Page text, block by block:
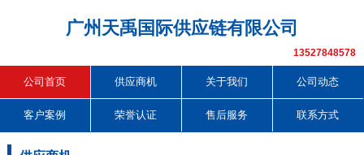
广州天禹国际供应链有限公司
13527848578
公司首页 供应商机 关于我们 公司动态
客户案例 荣誉认证 售后服务 联系方式